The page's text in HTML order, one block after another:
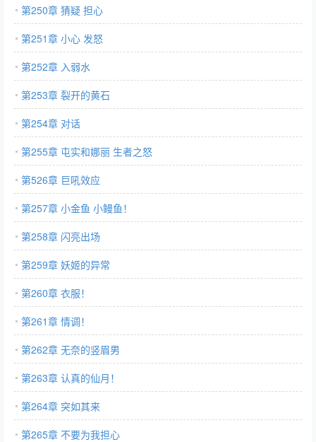
第250章 猜疑 担心
第251章 小心 发怒
第252章 入弱水
第253章 裂开的黄石
第254章 对话
第255章 屯实和娜丽 生者之怒
第526章 巨吼效应
第257章 小金鱼 小鳗鱼！
第258章 闪亮出场
第259章 妖姬的异常
第260章 衣服！
第261章 情调！
第262章 无奈的竖眉男
第263章 认真的仙月！
第264章 突如其来
第265章 不要为我担心